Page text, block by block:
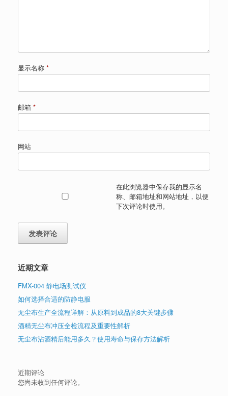
显示名称 *
邮箱 *
网站
在此浏览器中保存我的显示名
称、邮箱地址和网站地址，以便
下次评论时使用。
近期文章
FMX-004 静电场测试仪
如何选择合适的防静电服
无尘布生产全流程详解：从原料到成品的8大关键步骤
酒精无尘布冲压全检流程及重要性解析
无尘布沾酒精后能用多久？使用寿命与保存方法解析
近期评论
您尚未收到任何评论。